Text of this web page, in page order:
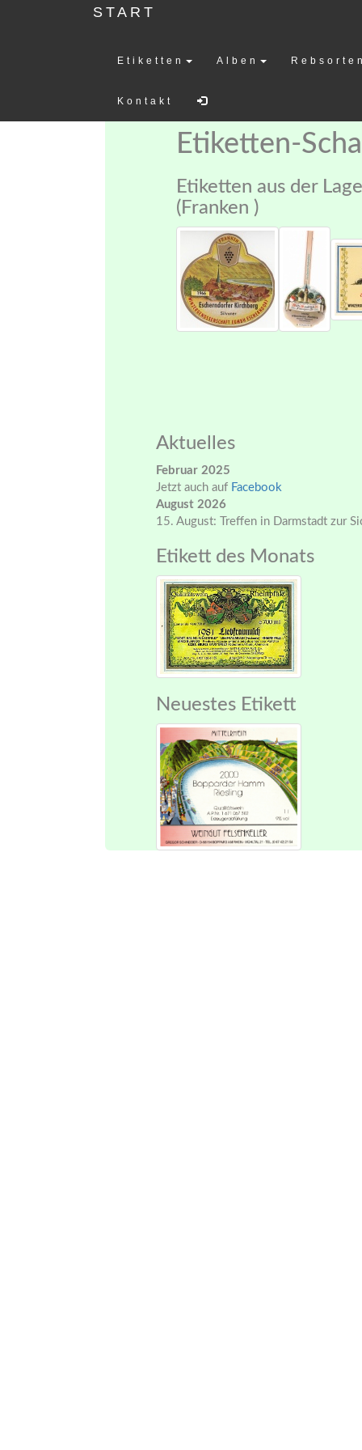
START
Etiketten Alben
Kontakt
Etiketten-
Etiketten aus der
(Franken )
Aktuelles
Februar 2025
Jetzt auch auf Facebook
August 2026
15. August: Treffen in Darmstadt zur
Etikett des Monats
Neuestes Etikett